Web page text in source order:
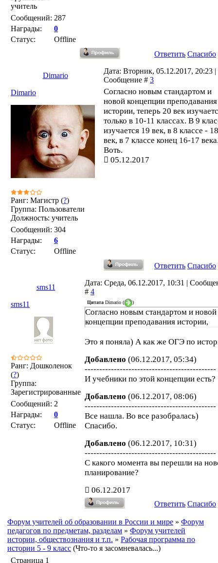
учитель
Сообщений: 287
Награды:
0
Статус:
Offline
Ответить Спасибо
Dimario
Дата: Вторник, 05.12.2017, 20:23 |
Сообщение # 3
Dimario
Ранг: Магистр (?)
Группа: Пользователи
Должность: учитель
Сообщений: 304
Награды:
6
Статус:
Offline
Согласно новым стандартом и
новой концепции преподавания
истории, теперь 20 век
только в 10-11 классах. В 9
изучается 19 век, в 8 классе - 18
век, в 7 классе конец 16-17
Воть.
05.12.2017
Ответить Спасибо
sms11
Дата: Среда, 06.12.2017, 10:31 |
# 4
sms11
Ранг: Дошколенок
(?)
Группа:
Зарегистрированные
Сообщений: 2
Награды:
0
Статус:
Offline
Цитата Dimario ( )
Согласно новым стандартом и новой
концепции преподавания истории,
Это я поняла) А как же ОГЭ по
Добавлено (06.12.2017, 05:34)
---------------------------------------------
И учебники по этой концепции есть?
Добавлено (06.12.2017, 08:06)
---------------------------------------------
Все нашла. Во все разобралась)
Спасибо.
Добавлено (06.12.2017, 10:31)
---------------------------------------------
С какого момента вы перешли на
планирование?
06.12.2017
Ответить Спасибо
Форум учителей об образовании в России и мире » Форум
педагогов по предметам, разделам » Форум учителей
истории, обществознания и т.п. » Рабочая программа по
истории 5 - 9 класс (Что-то я засомневалась...)
Страница 1